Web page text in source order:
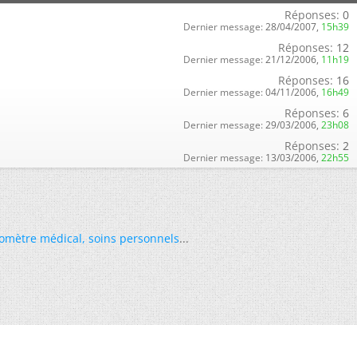
Réponses: 0
Dernier message: 28/04/2007, 15h39
Réponses: 12
Dernier message: 21/12/2006, 11h19
Réponses: 16
Dernier message: 04/11/2006, 16h49
Réponses: 6
Dernier message: 29/03/2006, 23h08
Réponses: 2
Dernier message: 13/03/2006, 22h55
médical,soins personnels...